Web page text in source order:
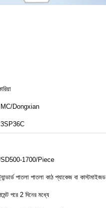
Dongxian
1700/Piece
পাতলা পাতলা কাঠ প্যাকেজ বা কাস্টমাইজড
পরে 2 দিনের মধ্যে